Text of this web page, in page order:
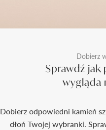
Dobierz
Sprawdź jak
wygląda
Dobierz odpowiedni kamień
dłoń Twojej wybranki.